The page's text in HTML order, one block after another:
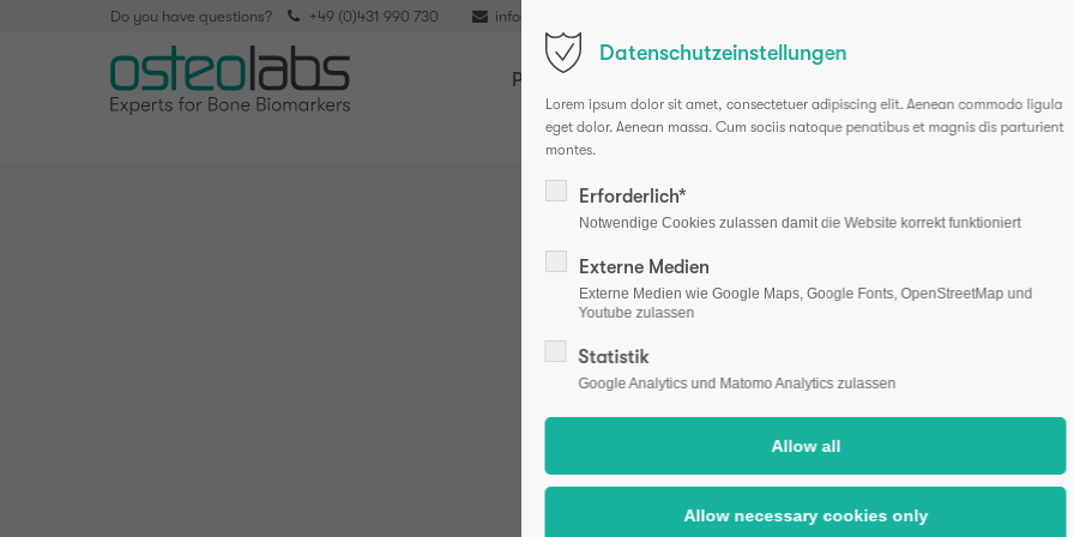
Do you have questions? +49 (0)431 990 730 info@osteolabs.de
Patients
Datenschutzeinstellungen
Lorem ipsum dolor sit amet, consectetuer adipiscing elit. Aenean commodo ligula
eget dolor. Aenean massa. Cum sociis natoque penatibus et magnis dis parturient
montes.
Erforderlich*
Notwendige Cookies zulassen damit die Website korrekt funktioniert
Externe Medien
Externe Medien wie Google Maps, Google Fonts, OpenStreetMap und
Youtube zulassen
Statistik
Google Analytics und Matomo Analytics zulassen